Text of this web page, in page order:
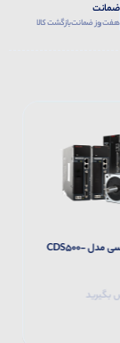
ضمانت
هفت روز ضمانت بازگشت کالا
سروو درایو دلکسی مدل CDS500-
بگیرید